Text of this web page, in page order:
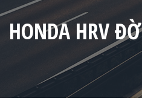
HONDA HRV